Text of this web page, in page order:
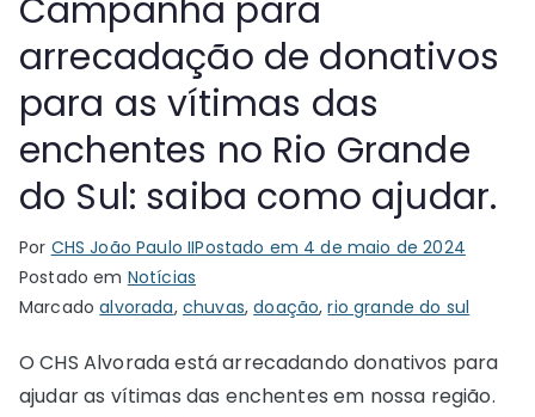
Campanha para
arrecadação de donativos
para as vítimas das
enchentes no Rio Grande
do Sul: saiba como ajudar.
Por CHS João Paulo IIPostado em 4 de maio de 2024
Postado em Notícias
Marcadoalvorada, chuvas,doação,rio grande do sul
O CHS Alvorada está arrecadando donativos para
ajudar as vítimas das enchentes em nossa região.